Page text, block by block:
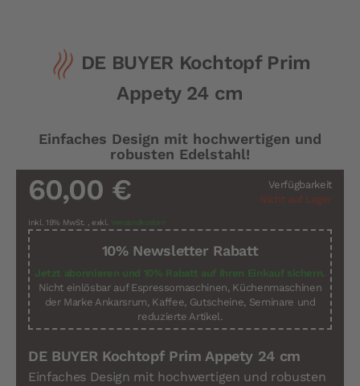
DE BUYER Kochtopf Prim
Appety 24 cm
Einfaches Design mit hochwertigen und
robusten Edelstahl!
Verfügbarkeit
Nicht auf Lager
60,00 €
Inkl. 19% MwSt. , exkl. Versandkosten
10% Newsletter Rabatt
Jetzt abonnieren und 10% Rabatt auf Ihren Einkauf sichern.
Nicht einlösbar auf Espressomaschinen, Küchenmaschinen
der Marke Ankarsrum, Kaffee, Gutscheine, Seminare und
reduzierte Artikel.
DE BUYER Kochtopf Prim Appety 24 cm
Einfaches Design mit hochwertigen und robusten